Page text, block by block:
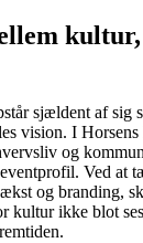
sjældent af
vision. I
og
Ved at
og branding,
kultur ikke blot